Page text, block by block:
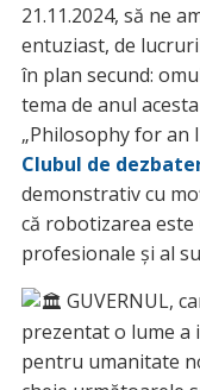
21.11.2024, să ne
entuziast, de
în plan secund:
tema de anul
„Philosophy for an
Clubul de
demonstrativ cu
că robotizarea
profesionale și al
GUVERNUL,
prezentat o lume
pentru umanitate